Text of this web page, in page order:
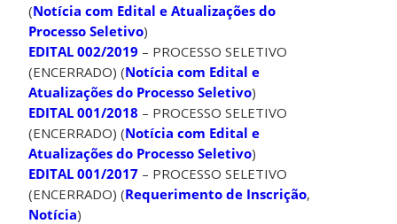
(Notícia com Edital e Atualizações do
Processo Seletivo)
EDITAL 002/2019 – PROCESSO SELETIVO
(ENCERRADO) (Notícia com Edital e
Atualizações do Processo Seletivo)
EDITAL 001/2018 – PROCESSO SELETIVO
(ENCERRADO) (Notícia com Edital e
Atualizações do Processo Seletivo)
EDITAL 001/2017 – PROCESSO SELETIVO
(ENCERRADO) (Requerimento de Inscrição,
Notícia)